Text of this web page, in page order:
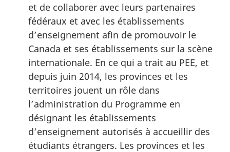
et de collaborer avec leurs partenaires
fédéraux et avec les établissements
d’enseignement afin de promouvoir le
Canada et ses établissements sur la scène
internationale. En ce qui a trait au PEE, et
depuis juin 2014, les provinces et les
territoires jouent un rôle dans
l’administration du Programme en
désignant les établissements
d’enseignement autorisés à accueillir des
étudiants étrangers. Les provinces et les